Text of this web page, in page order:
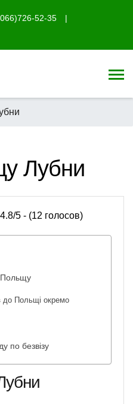
52-35
Лубни
4.8/5 - (12 голосов)
Польщу
до Польщі окремо
по безвізу